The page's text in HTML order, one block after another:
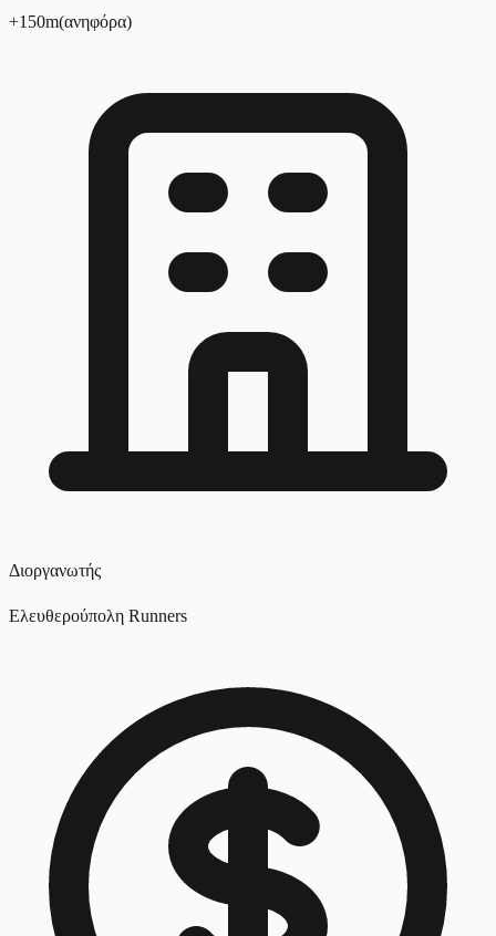
+150m(ανηφόρα)
Διοργανωτής
Ελευθερούπολη Runners